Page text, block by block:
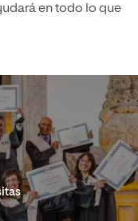
en todo lo que